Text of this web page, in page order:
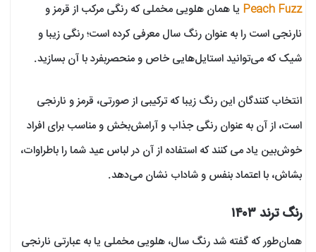
Peach Fuzz یا همان هلویی مخملی که رنگی مرکب از قرمز و
نارنجی است را به عنوان رنگ سال معرفی کرده است؛ رنگی زیبا و
شیک که می‌توانید استایل‌هایی خاص و منحصربفرد با آن بسازید.
انتخاب کنندگان این رنگ زیبا که ترکیبی از صورتی، قرمز و نارنجی
است، از آن به عنوان رنگی جذاب و آرامش‌بخش و مناسب برای افراد
خوش‌بین یاد می کنند که استفاده از آن در لباس عید شما را با‌طراوات،
بشاش، با اعتماد بنفس و شاداب نشان می‌دهد.
رنگ ترند ۱۴۰۳
همان‌طور که گفته شد رنگ سال، هلویی مخملی یا به عبارتی نارنجی